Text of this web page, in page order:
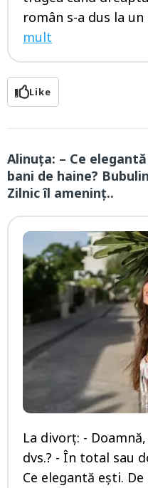
român s-a dus la un
mult
Like
Alinuța: – Ce
bani de haine?
Zilnic îl ameninț..
La divorț: -
dvs.? - În total sau
Ce elegantă ești.